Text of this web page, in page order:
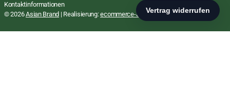
Kontaktinformationen
© 2026Asian Brand | Realisierung:ecommerce-agentur.net